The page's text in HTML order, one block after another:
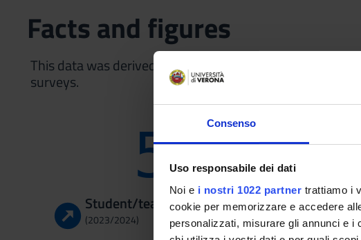
Consenso
Uso responsabile dei dati
Noi e i nostri 1022 partner trattiamo i
cookie per memorizzare e accedere
personalizzati, misurare gli annunci e
Facts and figures
This data was derived from Student Survey
surveys.
5
Student/teaching staff ratio
(2023/2024)